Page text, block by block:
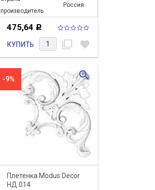
производитель
Россия
475,64 Р
КУПИТЬ filter_none favorite
-9%
Плетенка Modus Decor
НД 014
zoom_in